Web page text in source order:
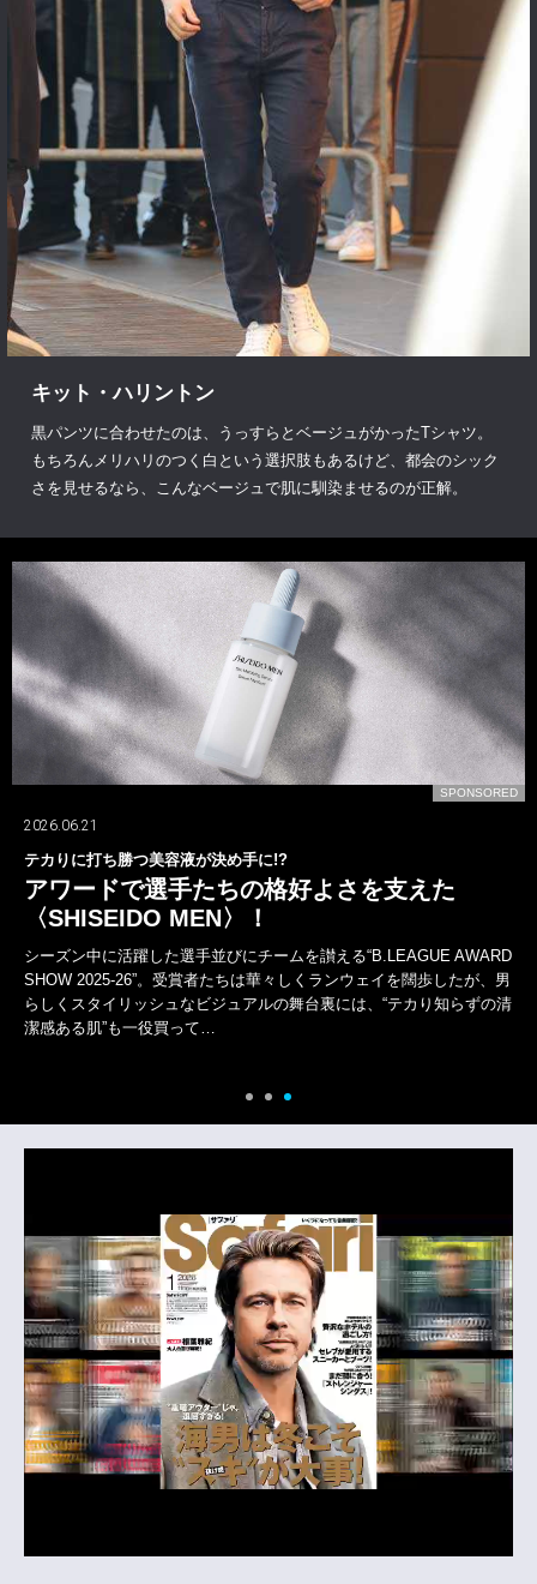
キット・ハリントン
黒パンツに合わせたのは、うっすらとベージュがかったTシャツ。
もちろんメリハリのつく白という選択肢もあるけど、都会のシック
さを見せるなら、こんなベージュで肌に馴染ませるのが正解。
SPONSORED
2026.07.24
山下智久が〈ブルガリ〉の新しいオクトとともに！
一面では語れない多彩な表現者！
山下智久は、デビューから今年活動30周年を迎えた。しかし、歩んで
きた軌跡は、けっして平坦ではなかった。アイドルから俳優、海外で
の活動など常に新たな道を自ら切り拓いてきた。その腕元には〈ブル
ガリ〉の“オクト フィニッシモ”がある。そして新作…